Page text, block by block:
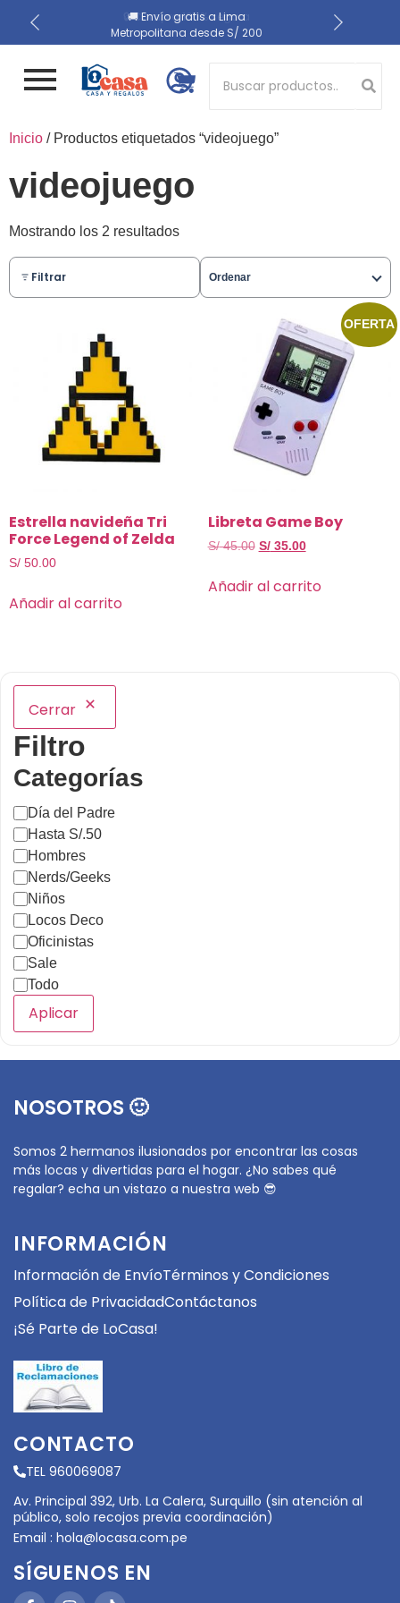
🚚 Envío gratis a Lima
Metropolitana desde S/ 200
🔒 Compra 100% segura
📍 Recojo en almacén el
mismo día
Button 1
Button 2
Inicio / Productos etiquetados “videojuego”
videojuego
Mostrando los 2 resultados
Filtrar Ordenar
Estrella navideña Tri
Force Legend of Zelda
S/ 50.00
Añadir al carrito
OFERTA
Libreta Game Boy
S/45.00 S/35.00
Añadir al carrito
Cerrar
Filtro
Categorías
Día del Padre
Hasta S/.50
Hombres
Nerds/Geeks
Niños
Locos Deco
Oficinistas
Sale
Todo
Aplicar
NOSOTROS 🙂
Somos 2 hermanos ilusionados por encontrar las cosas
más locas y divertidas para el hogar. ¿No sabes qué
regalar? echa un vistazo a nuestra web 😎
INFORMACIÓN
Información de EnvíoTérminos y Condiciones
Política de PrivacidadContáctanos
¡Sé Parte de LoCasa!
CONTACTO
TEL 960069087
Av. Principal 392, Urb. La Calera, Surquillo (sin atención al
público, solo recojos previa coordinación)
Email : hola@locasa.com.pe
SÍGUENOS EN